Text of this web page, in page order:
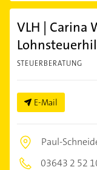
VLH | Carina
STEUERBERATUNG
E-Mail
Paul-
03643 2 52